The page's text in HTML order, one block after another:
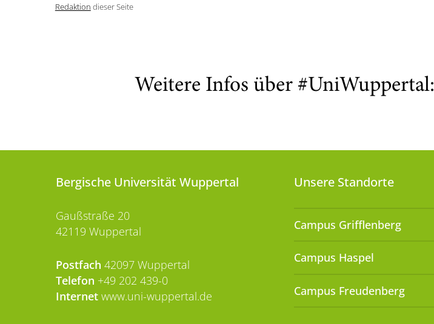
Redaktion dieser Seite
Weitere Infos über #UniWuppertal:
Bergische Universität Wuppertal
Gaußstraße 20
42119 Wuppertal
Postfach 42097 Wuppertal
Telefon +49 202 439-0
Internet www.uni-wuppertal.de
Unsere Standorte
Campus Grifflenberg
Campus Haspel
Campus Freudenberg